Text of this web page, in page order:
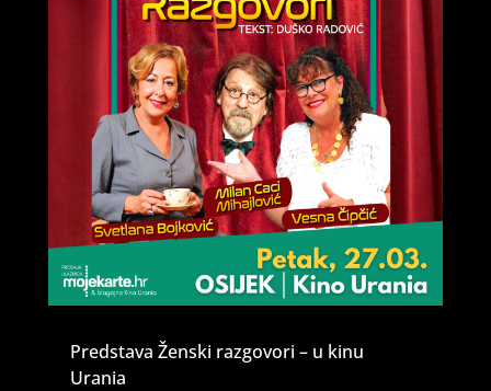
Predstava Ženski razgovori – u kinu
Urania